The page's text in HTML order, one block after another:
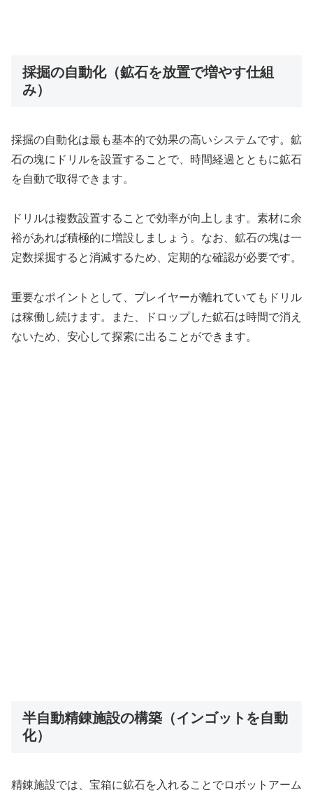
採掘の自動化（鉱石を放置で増やす仕組
み）
採掘の自動化は最も基本的で効果の高いシステムです。鉱
石の塊にドリルを設置することで、時間経過とともに鉱石
を自動で取得できます。
ドリルは複数設置することで効率が向上します。素材に余
裕があれば積極的に増設しましょう。なお、鉱石の塊は一
定数採掘すると消滅するため、定期的な確認が必要です。
重要なポイントとして、プレイヤーが離れていてもドリル
は稼働し続けます。また、ドロップした鉱石は時間で消え
ないため、安心して探索に出ることができます。
半自動精錬施設の構築（インゴットを自動
化）
精錬施設では、宝箱に鉱石を入れることでロボットアーム